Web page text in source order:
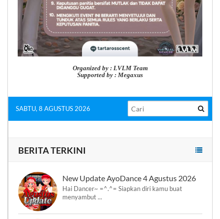
Organized by : LVLM Team
Supported by : Megaxus
SABTU, 8 AGUSTUS 2026
BERITA TERKINI
New Update AyoDance 4 Agustus 2026
Hai Dancer~ =^.^= Siapkan diri kamu buat
menyambut ...